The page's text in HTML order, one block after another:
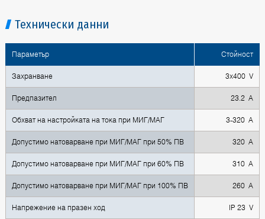
Технически данни
Параметър Стойност
Захранване 3x400 V
Предпазител 23.2 A
Обхват на настройката на тока при МИГ/МАГ 3-320 A
Допустимо натоварване при МИГ/МАГ при 50% ПВ 320 А
Допустимо натоварване при МИГ/МАГ при 60% ПВ 310 А
Допустимо натоварване при МИГ/МАГ при 100% ПВ 260 А
Напрежение на празен ход IP 23 V